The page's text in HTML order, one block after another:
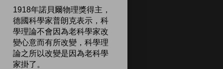
1918年諾貝爾物理獎得主，
德國科學家普朗克表示，科
學理論不會因為老科學家改
變心意而有所改變，科學理
論之所以改變是因為老科學
家掛了。